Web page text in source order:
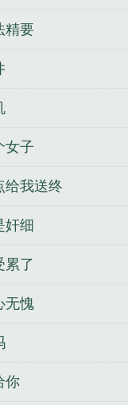
精要
女子
给我送终
奸细
累了
无愧
你